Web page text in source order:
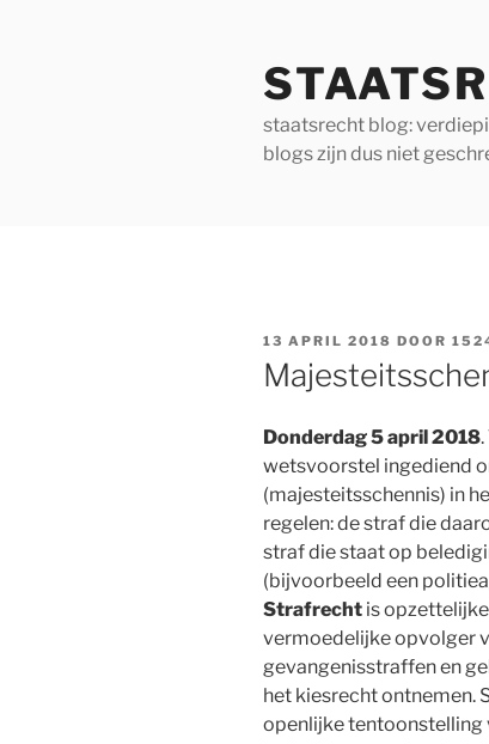
staatsrecht blog:
blogs zijn dus niet
GEPLAATST
OP
13 APRIL 2018 DOOR
Donderdag 5 april 2018
wetsvoorstel ingediend
(majesteitsschennis) in
regelen: de straf die
straf die staat op
(bijvoorbeeld een
Strafrecht is
vermoedelijke opvolger
gevangenisstraffen en
het kiesrecht ontnemen.
openlijke tentoonstelling